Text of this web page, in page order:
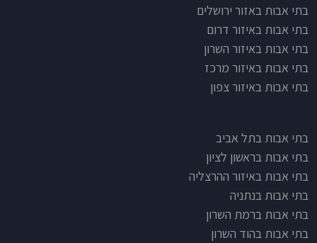
בתי אבות לפי אזורים
בתי אבות באזור ירושלים
בתי אבות באיזור דרום
בתי אבות באיזור השרון
בתי אבות באיזור מרכז
בתי אבות באיזור צפון
בתי אבות בתל אביב
בתי אבות בראשון לציון
בתי אבות באיזור ההרצליה
בתי אבות בנתניה
בתי אבות ברמת השרון
בתי אבות בהוד השרון